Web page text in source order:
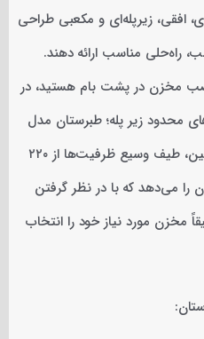
افقی، زیرپله‌ای و مکعبی طراحی
راه‌حلی مناسب ارائه دهند.
مخزن در پشت بام هستید، در
محدود زیر پله؛ طبرستان مدل
متناسب با نیاز شما را دارد. همچنین، طیف وسیع ظرفیت‌ها از ۲۲۰
این امکان را می‌دهد که با در نظر گرفتن
مخزن مورد نیاز خود را انتخاب